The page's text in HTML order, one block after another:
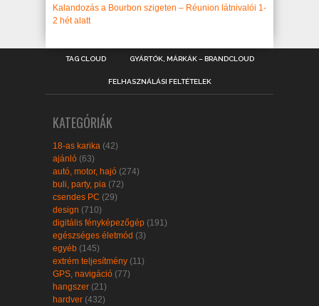
Kalandozás a Bourbon szigeten – Réunion látnivalói 1-
2 hét alatt
TAG CLOUD GYÁRTÓK, MÁRKÁK – BRANDCLOUD
FELHASZNÁLÁSI FELTÉTELEK
KATEGÓRIÁK
18-as karika (42)
ajánló (63)
autó, motor, hajó (274)
buli, party, pia (72)
csendes PC (29)
design (710)
digitális fényképezőgép (191)
egészséges életmód (3)
egyéb (145)
extrém teljesítmény (11)
GPS, navigáció (77)
hangszer (21)
hardver (432)